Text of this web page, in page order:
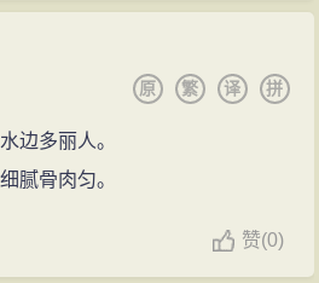
拼
译
繁
原
边多丽人。
腻骨肉匀。
赞(0)